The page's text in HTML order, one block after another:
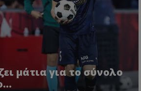
μάτια για το σύνολο